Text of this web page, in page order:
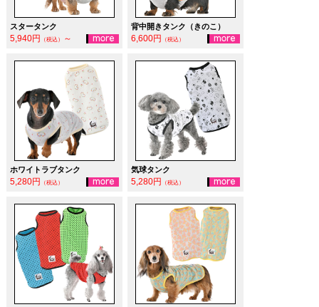
スタータンク
5,940円 （税込） ～
背中開きタンク（きのこ）
6,600円 （税込）
ホワイトラブタンク
5,280円 （税込）
気球タンク
5,280円 （税込）